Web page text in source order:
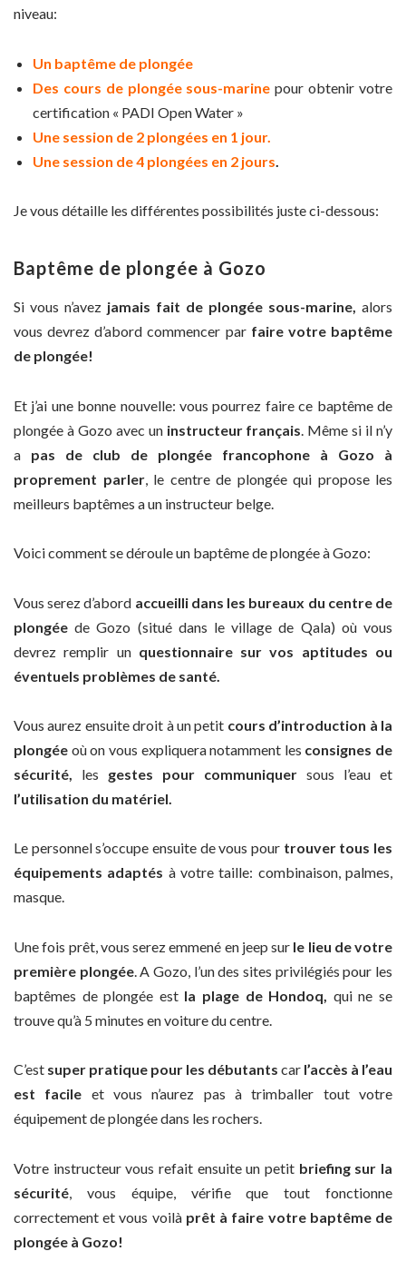
niveau:
Un baptême de plongée
Des cours de plongée sous-marine pour obtenir votre
certification « PADI Open Water »
Une session de 2 plongées en 1 jour.
Une session de 4 plongées en 2 jours.
Je vous détaille les différentes possibilités juste ci-dessous:
Baptême de plongée à Gozo
Si vous n’avez jamais fait de plongée sous-marine, alors
vous devrez d’abord commencer par faire votre baptême
de plongée!
Et j’ai une bonne nouvelle: vous pourrez faire ce baptême de
plongée à Gozo avec un instructeur français . Même si il n’y
a pas de club de plongée francophone à Gozo à
proprement parler, le centre de plongée qui propose les
meilleurs baptêmes a un instructeur belge.
Voici comment se déroule un baptême de plongée à Gozo:
Vous serez d’abord accueilli dans les bureaux du centre de
plongée de Gozo (situé dans le village de Qala) où vous
devrez remplir un questionnaire sur vos aptitudes ou
éventuels problèmes de santé.
Vous aurez ensuite droit à un petit cours d’introduction à la
plongée où on vous expliquera notamment les consignes de
sécurité, les gestes pour communiquer sous l’eau et
l’utilisation du matériel.
Le personnel s’occupe ensuite de vous pour trouver tous les
équipements adaptés à votre taille: combinaison, palmes,
masque.
Une fois prêt, vous serez emmené en jeep sur le lieu de votre
première plongée. A Gozo, l’un des sites privilégiés pour les
baptêmes de plongée est la plage de Hondoq, qui ne se
trouve qu’à 5 minutes en voiture du centre.
C’est super pratique pour les débutants car l’accès à l’eau
est facile et vous n’aurez pas à trimballer tout votre
équipement de plongée dans les rochers.
Votre instructeur vous refait ensuite un petit briefing sur la
sécurité , vous équipe, vérifie que tout fonctionne
correctement et vous voilà prêt à faire votre baptême de
plongée à Gozo!